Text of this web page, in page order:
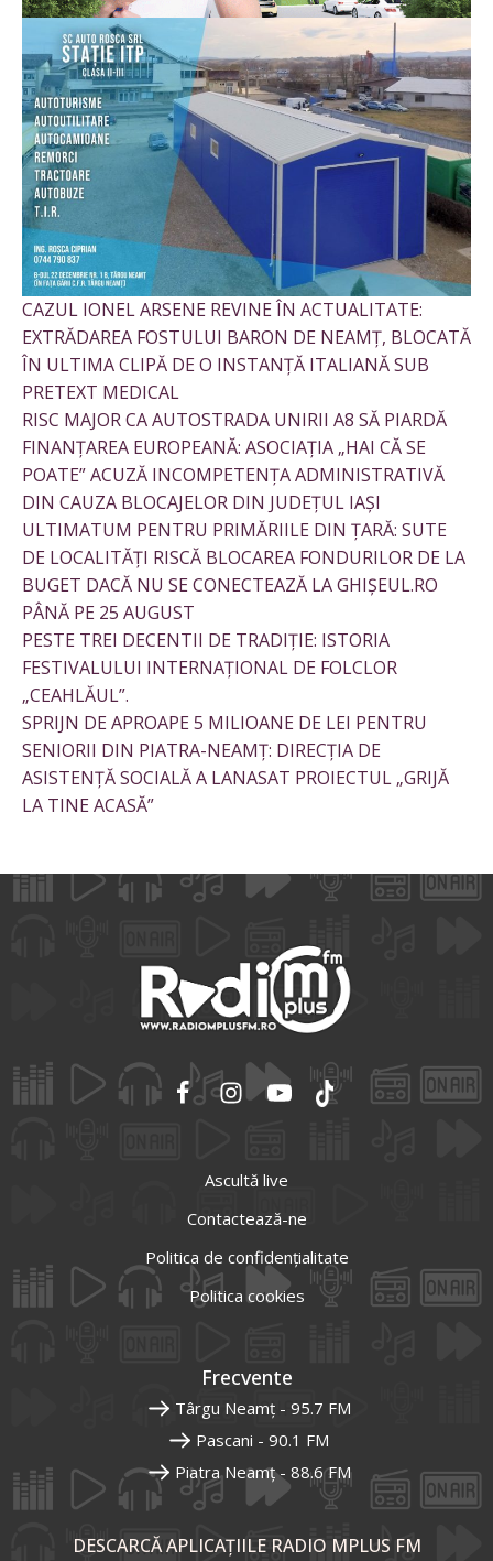
CAZUL IONEL ARSENE REVINE ÎN ACTUALITATE:
EXTRĂDAREA FOSTULUI BARON DE NEAMȚ, BLOCATĂ
ÎN ULTIMA CLIPĂ DE O INSTANȚĂ ITALIANĂ SUB
PRETEXT MEDICAL
RISC MAJOR CA AUTOSTRADA UNIRII A8 SĂ PIARDĂ
FINANȚAREA EUROPEANĂ: ASOCIAȚIA „HAI CĂ SE
POATE” ACUZĂ INCOMPETENȚA ADMINISTRATIVĂ
DIN CAUZA BLOCAJELOR DIN JUDEȚUL IAȘI
ULTIMATUM PENTRU PRIMĂRIILE DIN ȚARĂ: SUTE
DE LOCALITĂȚI RISCĂ BLOCAREA FONDURILOR DE LA
BUGET DACĂ NU SE CONECTEAZĂ LA GHIȘEUL.RO
PÂNĂ PE 25 AUGUST
PESTE TREI DECENTII DE TRADIȚIE: ISTORIA
FESTIVALULUI INTERNAȚIONAL DE FOLCLOR
„CEAHLĂUL”.
SPRIJN DE APROAPE 5 MILIOANE DE LEI PENTRU
SENIORII DIN PIATRA-NEAMȚ: DIRECȚIA DE
ASISTENȚĂ SOCIALĂ A LANASAT PROIECTUL „GRIJĂ
LA TINE ACASĂ”
Ascultă live
Contactează-ne
Politica de confidențialitate
Politica cookies
Frecvente
Târgu Neamț - 95.7 FM
Pascani - 90.1 FM
Piatra Neamț - 88.6 FM
DESCARCĂ APLICAȚIILE RADIO MPLUS FM